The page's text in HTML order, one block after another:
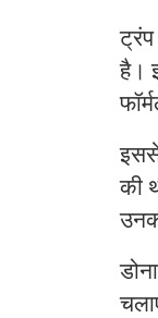
है।
की